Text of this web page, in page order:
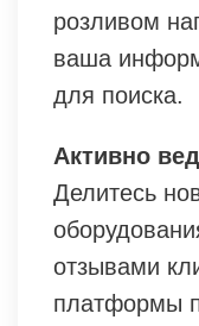
розливом
ваша
для поиска.
Активно
Делитесь
отзывами
платформы